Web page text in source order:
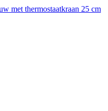
met thermostaatkraan 25 cm